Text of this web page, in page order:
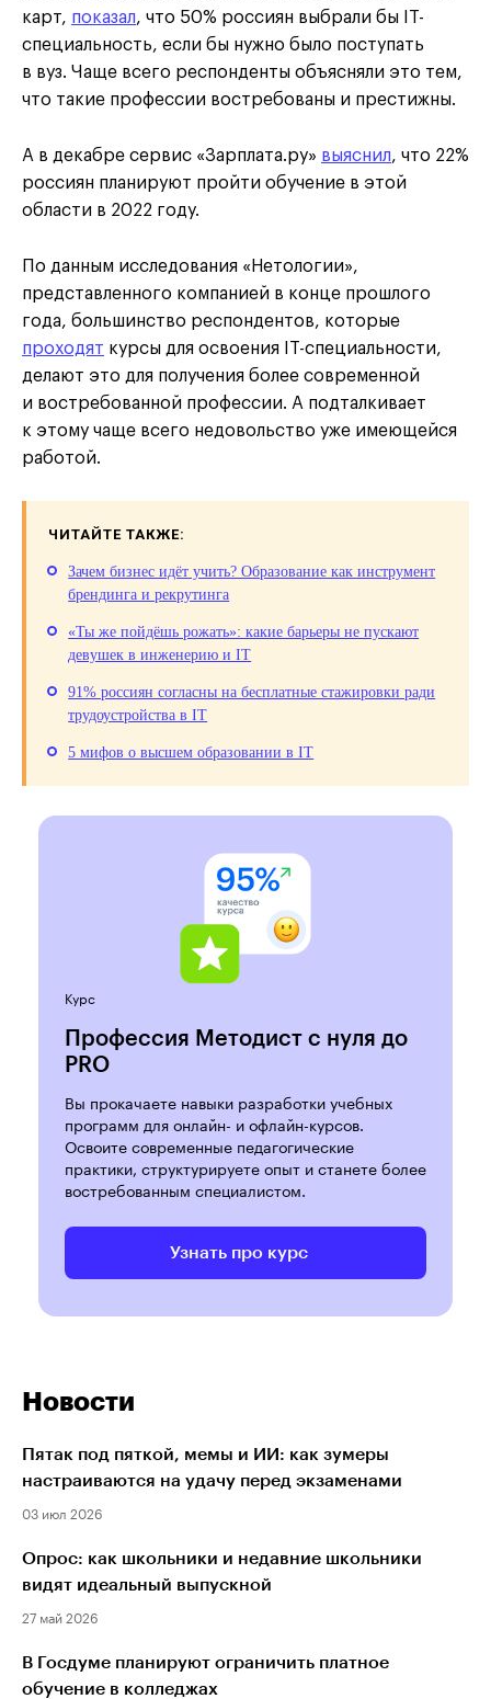
карт, показал, что 50% россиян выбрали бы IT-
специальность, если бы нужно было поступать
в вуз. Чаще всего респонденты объясняли это тем,
что такие профессии востребованы и престижны.
А в декабре сервис «Зарплата.ру» выяснил, что 22%
россиян планируют пройти обучение в этой
области в 2022 году.
По данным исследования «Нетологии»,
представленного компанией в конце прошлого
года, большинство респондентов, которые
проходят курсы для освоения IT-специальности,
делают это для получения более современной
и востребованной профессии. А подталкивает
к этому чаще всего недовольство уже имеющейся
работой.
ЧИТАЙТЕ ТАКЖЕ:
Зачем бизнес идёт учить? Образование как инструмент
брендинга и рекрутинга
«Ты же пойдёшь рожать»: какие барьеры не пускают
девушек в инженерию и IT
91% россиян согласны на бесплатные стажировки ради
трудоустройства в IT
5 мифов о высшем образовании в IT
Курс
Профессия Методист с нуля до
PRO
Вы прокачаете навыки разработки учебных
программ для онлайн- и офлайн-курсов.
Освоите современные педагогические
практики, структурируете опыт и станете более
востребованным специалистом.
Узнать про курс
Новости
Пятак под пяткой, мемы и ИИ: как зумеры
настраиваются на удачу перед экзаменами
03 июл 2026
Опрос: как школьники и недавние школьники
видят идеальный выпускной
27 май 2026
В Госдуме планируют ограничить платное
обучение в колледжах